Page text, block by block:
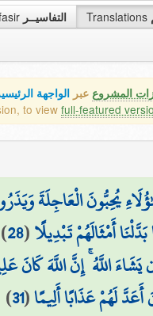
التفاسيــر Translations
المشروع عبر الواجهة
to view full-featured
يُحِبُّونَ الْعَاجِلَةَ
أَمْثَالَهُمْ تَبْدِيلًا(
28
يَشَاءَ اللَّهُ ۚ إِنَّ اللَّهَ كَانَ
لَهُمْ عَذَابًا أَلِيمًا(
31
)